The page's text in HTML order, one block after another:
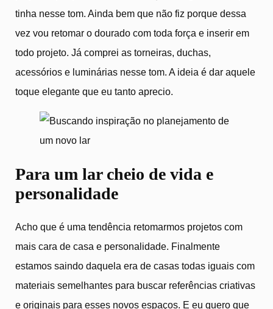
tinha nesse tom. Ainda bem que não fiz porque dessa
vez vou retomar o dourado com toda força e inserir em
todo projeto. Já comprei as torneiras, duchas,
acessórios e luminárias nesse tom. A ideia é dar aquele
toque elegante que eu tanto aprecio.
Para um lar cheio de vida e
personalidade
Acho que é uma tendência retomarmos projetos com
mais cara de casa e personalidade. Finalmente
estamos saindo daquela era de casas todas iguais com
materiais semelhantes para buscar referências criativas
e originais para esses novos espaços. E eu quero que